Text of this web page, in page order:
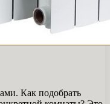
Как подобрать